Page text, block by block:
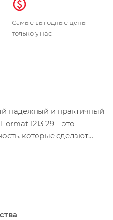
Самые выгодные цены
только у нас
надежный и практичный
1213 29 – это
которые сделают